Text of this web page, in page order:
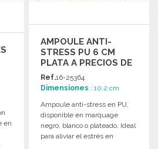
en
AMPOULE ANTI-
STRESS PU 6 CM
PLATA A PRECIOS DE
MAYORISTA
Ref.16-25364
Dimensiones : 10.2 cm
Ampoule anti-stress en PU,
disponible en marquage
negro, blanco o plateado. Ideal
para aliviar el estrés en